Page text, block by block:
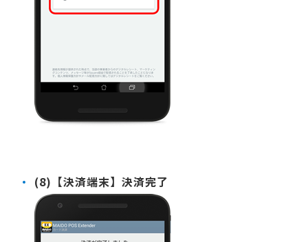
(8)【決済端末】決済完了